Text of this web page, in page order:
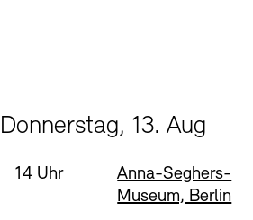
Donnerstag, 13. Aug
Uhrzeit:
14 Uhr Standort
Anna-Seghers-
Museum, Berlin